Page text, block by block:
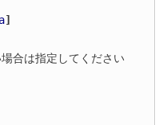
]
合は指定してください